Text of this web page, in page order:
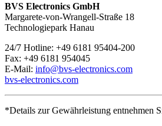
BVS Electronics GmbH
Margarete-von-Wrangell-Straße 18
Technologiepark Hanau
24/7 Hotline: +49 6181 95404-200
Fax: +49 6181 954045
E-Mail: info@bvs-electronics.com
bvs-electronics.com
*Details zur Gewährleistung entnehmen